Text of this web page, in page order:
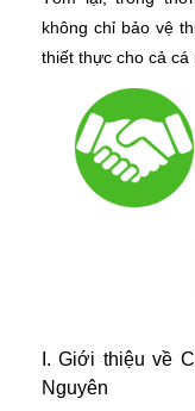
không chỉ bảo vệ
thiết thực cho cả cá
I. Giới thiệu về
Nguyên